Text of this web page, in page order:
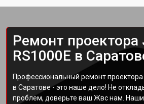
Ремонт проектора
RS1000E в
Профессиональный ремонт проектора
в Саратове - это наше дело! Не
проблем, доверьте ваш Жвс нам.